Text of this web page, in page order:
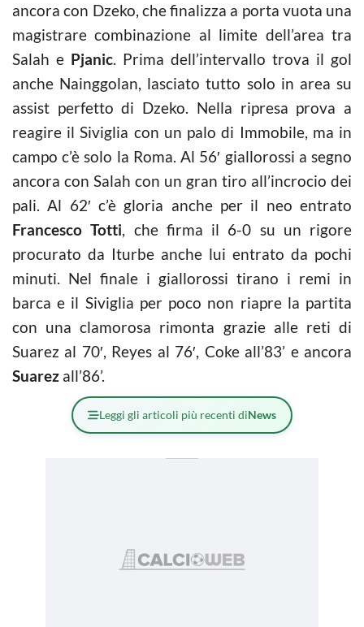
ancora con Dzeko, che finalizza a porta vuota una
magistrare combinazione al limite dell’area tra
Salah e Pjanic. Prima dell’intervallo trova il gol
anche Nainggolan, lasciato tutto solo in area su
assist perfetto di Dzeko. Nella ripresa prova a
reagire il Siviglia con un palo di Immobile, ma in
campo c’è solo la Roma. Al 56′ giallorossi a segno
ancora con Salah con un gran tiro all’incrocio dei
pali. Al 62′ c’è gloria anche per il neo entrato
Francesco Totti, che firma il 6-0 su un rigore
procurato da Iturbe anche lui entrato da pochi
minuti. Nel finale i giallorossi tirano i remi in
barca e il Siviglia per poco non riapre la partita
con una clamorosa rimonta grazie alle reti di
Suarez al 70′, Reyes al 76′, Coke all’83’ e ancora
Suarez all’86’.
Leggi gli articoli più recenti diNews